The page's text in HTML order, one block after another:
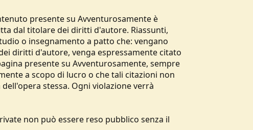
presente su Avventurosamente è
dal titolare dei diritti d'autore. Riassunti,
o insegnamento a patto che: vengano
diritti d'autore, venga espressamente citato
presente su Avventurosamente, sempre
a scopo di lucro o che tali citazioni non
stessa. Ogni violazione verrà
non può essere reso pubblico senza il